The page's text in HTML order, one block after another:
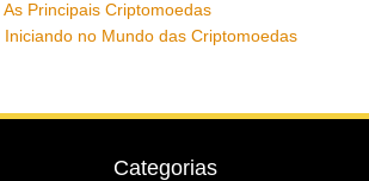
As Principais Criptomoedas
Iniciando no Mundo das Criptomoedas
Categorias